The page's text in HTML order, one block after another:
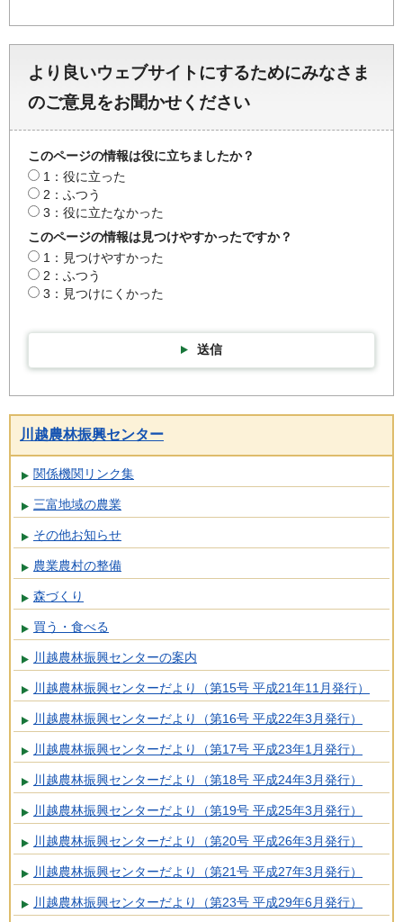
より良いウェブサイトにするためにみなさま
のご意見をお聞かせください
このページの情報は役に立ちましたか？
1：役に立った
2：ふつう
3：役に立たなかった
このページの情報は見つけやすかったですか？
1：見つけやすかった
2：ふつう
3：見つけにくかった
送信
川越農林振興センター
関係機関リンク集
三富地域の農業
その他お知らせ
農業農村の整備
森づくり
買う・食べる
川越農林振興センターの案内
川越農林振興センターだより（第15号 平成21年11月発行）
川越農林振興センターだより（第16号 平成22年3月発行）
川越農林振興センターだより（第17号 平成23年1月発行）
川越農林振興センターだより（第18号 平成24年3月発行）
川越農林振興センターだより（第19号 平成25年3月発行）
川越農林振興センターだより（第20号 平成26年3月発行）
川越農林振興センターだより（第21号 平成27年3月発行）
川越農林振興センターだより（第23号 平成29年6月発行）